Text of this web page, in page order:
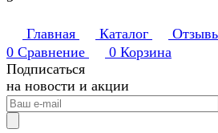
Главная Каталог
0 Сравнение 0 Корзина
Подписаться
на новости и акции